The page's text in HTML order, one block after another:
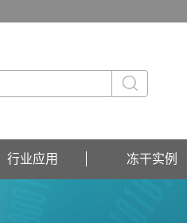
行业应用 冻干实例